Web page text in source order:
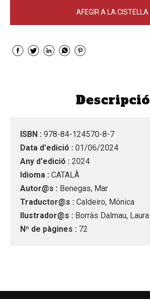
AFEGIR A LA CISTELLA
Descripció
ISBN : 978-84-124570-8-7
Data d'edició : 01/06/2024
Any d'edició : 2024
Idioma : CATALÀ
Autor@s : Benegas, Mar
Traductor@s : Caldeiro, Mónica
Ilustrador@s : Borràs Dalmau, Laura
Nº de pàgines : 72